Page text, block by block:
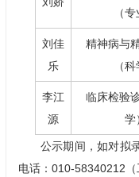
（专
刘佳
乐
精神病与
（科
李江
源
临床检验
学
公示期间，如对拟
电话：010-58340212